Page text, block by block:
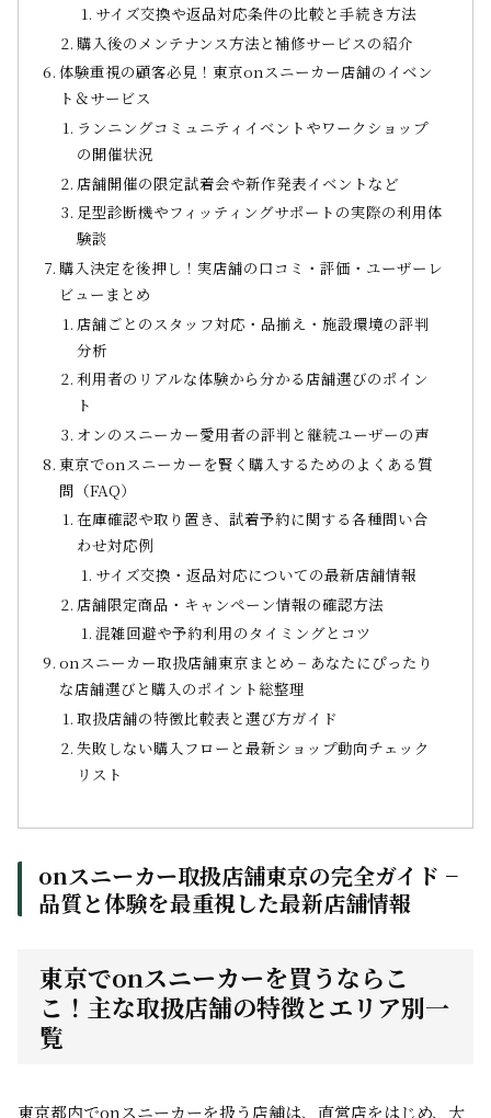
サイズ交換や返品対応条件の比較と手続き方法
購入後のメンテナンス方法と補修サービスの紹介
体験重視の顧客必見！東京onスニーカー店舗のイベン
ト＆サービス
ランニングコミュニティイベントやワークショップ
の開催状況
店舗開催の限定試着会や新作発表イベントなど
足型診断機やフィッティングサポートの実際の利用体
験談
購入決定を後押し！実店舗の口コミ・評価・ユーザーレ
ビューまとめ
店舗ごとのスタッフ対応・品揃え・施設環境の評判
分析
利用者のリアルな体験から分かる店舗選びのポイン
ト
オンのスニーカー愛用者の評判と継続ユーザーの声
東京でonスニーカーを賢く購入するためのよくある質
問（FAQ）
在庫確認や取り置き、試着予約に関する各種問い合
わせ対応例
サイズ交換・返品対応についての最新店舗情報
店舗限定商品・キャンペーン情報の確認方法
混雑回避や予約利用のタイミングとコツ
onスニーカー取扱店舗東京まとめ − あなたにぴったり
な店舗選びと購入のポイント総整理
取扱店舗の特徴比較表と選び方ガイド
失敗しない購入フローと最新ショップ動向チェック
リスト
onスニーカー取扱店舗東京の完全ガイド −
品質と体験を最重視した最新店舗情報
東京でonスニーカーを買うならこ
こ！主な取扱店舗の特徴とエリア別一
覧
東京都内でonスニーカーを扱う店舗は、直営店をはじめ、大